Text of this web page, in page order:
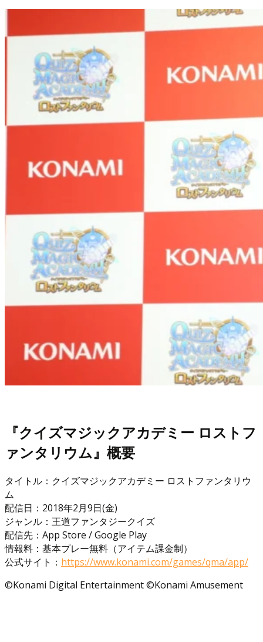
『クイズマジックアカデミー ロストフ
ァンタリウム』概要
タイトル：クイズマジックアカデミー ロストファンタリウ
ム
配信日：2018年2月9日(金)
ジャンル：王道ファンタジークイズ
配信先：App Store / Google Play
情報料：基本プレー無料（アイテム課金制）
公式サイト： https://www.konami.com/games/qma/app/
©Konami Digital Entertainment ©Konami Amusement